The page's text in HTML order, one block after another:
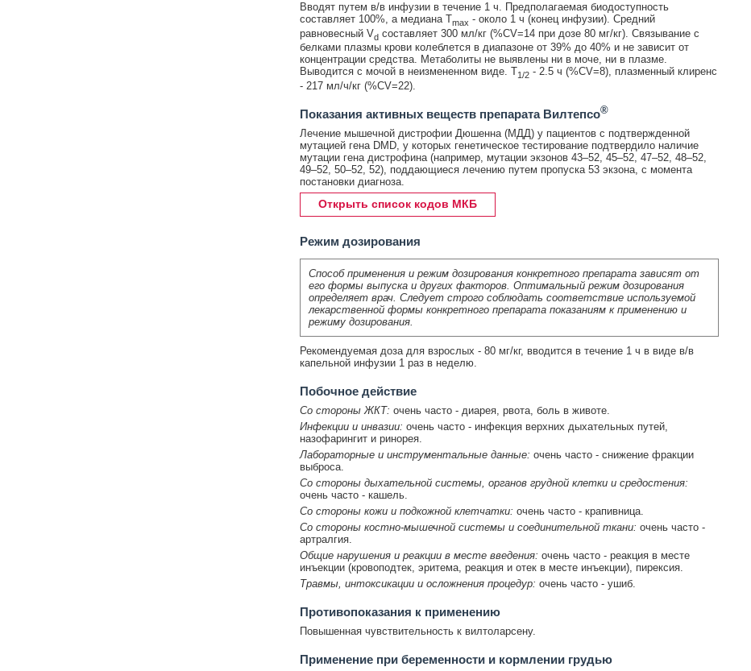
Вводят путем в/в инфузии в течение 1 ч. Предполагаемая биодоступность
составляет 100%, а медиана Tmax - около 1 ч (конец инфузии). Средний
равновесный Vdсоставляет 300 мл/кг (%CV=14 при дозе 80 мг/кг). Связывание с
белками плазмы крови колеблется в диапазоне от 39% до 40% и не зависит от
концентрации средства. Метаболиты не выявлены ни в моче, ни в плазме.
Выводится с мочой в неизмененном виде. T1/2- 2.5 ч (%CV=8), плазменный клиренс
- 217 мл/ч/кг (%CV=22).
Показания активных веществ препарата Вилтепсо®
Лечение мышечной дистрофии Дюшенна (МДД) у пациентов с подтвержденной
мутацией гена DMD, у которых генетическое тестирование подтвердило наличие
мутации гена дистрофина (например, мутации экзонов 43–52, 45–52, 47–52, 48–52,
49–52, 50–52, 52), поддающиеся лечению путем пропуска 53 экзона, с момента
постановки диагноза.
Открыть список кодов МКБ
Режим дозирования
Способ применения и режим дозирования конкретного препарата зависят от
его формы выпуска и других факторов. Оптимальный режим дозирования
определяет врач. Следует строго соблюдать соответствие используемой
лекарственной формы конкретного препарата показаниям к применению и
режиму дозирования.
Рекомендуемая доза для взрослых - 80 мг/кг, вводится в течение 1 ч в виде в/в
капельной инфузии 1 раз в неделю.
Побочное действие
Со стороны ЖКТ: очень часто - диарея, рвота, боль в животе.
Инфекции и инвазии: очень часто - инфекция верхних дыхательных путей,
назофарингит и ринорея.
Лабораторные и инструментальные данные: очень часто - снижение фракции
выброса.
Со стороны дыхательной системы, органов грудной клетки и средостения:
очень часто - кашель.
Со стороны кожи и подкожной клетчатки: очень часто - крапивница.
Со стороны костно-мышечной системы и соединительной ткани: очень часто -
артралгия.
Общие нарушения и реакции в месте введения: очень часто - реакция в месте
инъекции (кровоподтек, эритема, реакция и отек в месте инъекции), пирексия.
Травмы, интоксикации и осложнения процедур: очень часто - ушиб.
Противопоказания к применению
Повышенная чувствительность к вилтоларсену.
Применение при беременности и кормлении грудью